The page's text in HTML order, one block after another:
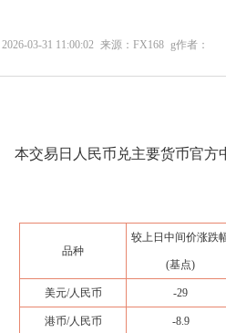
2026-03-31 11:00:02 来源：FX168 g作者：
本交易日人民币兑主要货币官方
品种
较上日中间价涨跌
(基点)
美元/人民币 -29
港币/人民币 -8.9